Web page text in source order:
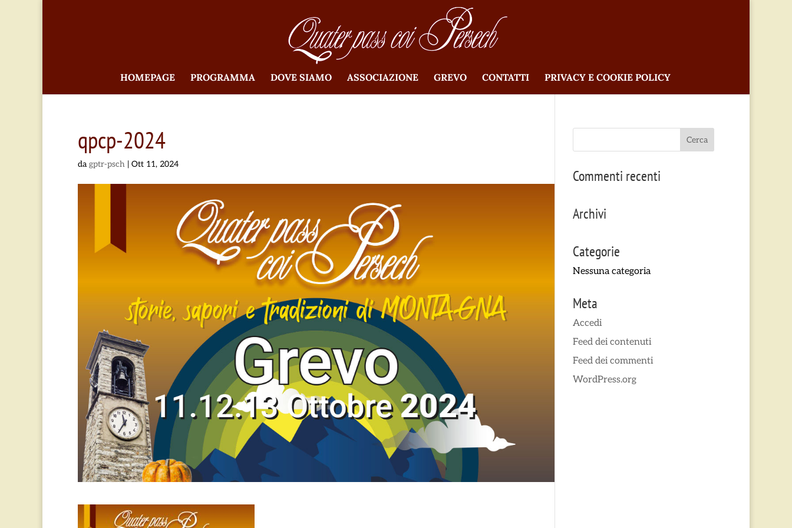
HOMEPAGE PROGRAMMA DOVE SIAMO ASSOCIAZIONE GREVO CONTATTI PRIVACY E COOKIE POLICY
qpcp-2024
da gptr-psch | Ott 11, 2024
Commenti recenti
Archivi
Categorie
Nessuna categoria
Meta
Accedi
Feed dei contenuti
Feed dei commenti
WordPress.org